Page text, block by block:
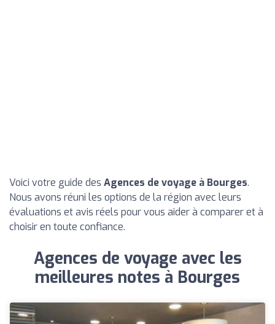
Voici votre guide des Agences de voyage à Bourges.
Nous avons réuni les options de la région avec leurs
évaluations et avis réels pour vous aider à comparer et à
choisir en toute confiance.
Agences de voyage avec les
meilleures notes à Bourges